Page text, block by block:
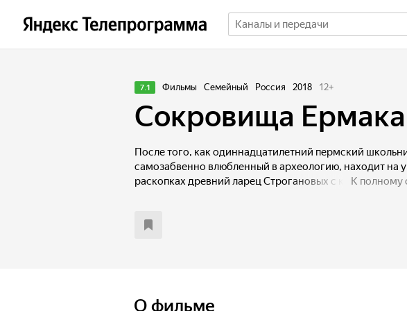
7.1 Фильмы Семейный Россия 2018 12+
Сокровища Ермака
После того, как одиннадцатилетний пермский
самозабвенно влюбленный в археологию, находит на
раскопках древний ларец Строгановых с картой,
остаются фотография карты и ключ, о существовании
осуществить его мечту. Неожиданно для Кости, вместе
К полному
О фильме